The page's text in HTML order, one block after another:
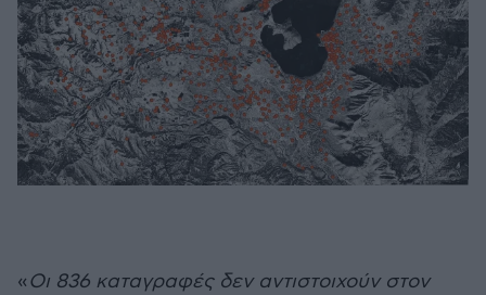
«Οι 836 καταγραφές δεν αντιστοιχούν στον